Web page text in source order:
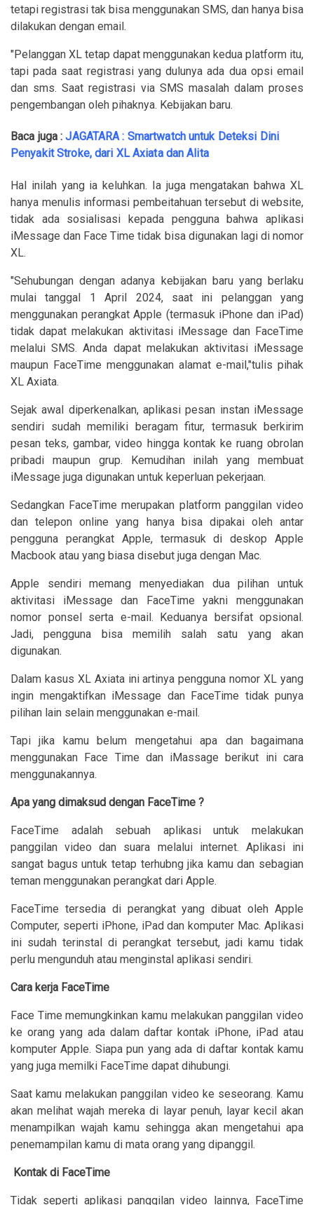
tetapi registrasi tak bisa menggunakan SMS, dan hanya bisa
dilakukan dengan email.
"Pelanggan XL tetap dapat menggunakan kedua platform itu,
tapi pada saat registrasi yang dulunya ada dua opsi email
dan sms. Saat registrasi via SMS masalah dalam proses
pengembangan oleh pihaknya. Kebijakan baru.
Baca juga :JAGATARA : Smartwatch untuk Deteksi Dini
Penyakit Stroke, dari XL Axiata dan Alita
Hal inilah yang ia keluhkan. Ia juga mengatakan bahwa XL
hanya menulis informasi pembeitahuan tersebut di website,
tidak ada sosialisasi kepada pengguna bahwa aplikasi
iMessage dan Face Time tidak bisa digunakan lagi di nomor
XL.
"Sehubungan dengan adanya kebijakan baru yang berlaku
mulai tanggal 1 April 2024, saat ini pelanggan yang
menggunakan perangkat Apple (termasuk iPhone dan iPad)
tidak dapat melakukan aktivitasi iMessage dan FaceTime
melalui SMS. Anda dapat melakukan aktivitasi iMessage
maupun FaceTime menggunakan alamat e-mail,"tulis pihak
XL Axiata.
Sejak awal diperkenalkan, aplikasi pesan instan iMessage
sendiri sudah memiliki beragam fitur, termasuk berkirim
pesan teks, gambar, video hingga kontak ke ruang obrolan
pribadi maupun grup. Kemudihan inilah yang membuat
iMessage juga digunakan untuk keperluan pekerjaan.
Sedangkan FaceTime merupakan platform panggilan video
dan telepon online yang hanya bisa dipakai oleh antar
pengguna perangkat Apple, termasuk di deskop Apple
Macbook atau yang biasa disebut juga dengan Mac.
Apple sendiri memang menyediakan dua pilihan untuk
aktivitasi iMessage dan FaceTime yakni menggunakan
nomor ponsel serta e-mail. Keduanya bersifat opsional.
Jadi, pengguna bisa memilih salah satu yang akan
digunakan.
Dalam kasus XL Axiata ini artinya pengguna nomor XL yang
ingin mengaktifkan iMessage dan FaceTime tidak punya
pilihan lain selain menggunakan e-mail.
Tapi jika kamu belum mengetahui apa dan bagaimana
menggunakan Face Time dan iMassage berikut ini cara
menggunakannya.
Apa yang dimaksud dengan FaceTime ?
FaceTime adalah sebuah aplikasi untuk melakukan
panggilan video dan suara melalui internet. Aplikasi ini
sangat bagus untuk tetap terhubng jika kamu dan sebagian
teman menggunakan perangkat dari Apple.
FaceTime tersedia di perangkat yang dibuat oleh Apple
Computer, seperti iPhone, iPad dan komputer Mac. Aplikasi
ini sudah terinstal di perangkat tersebut, jadi kamu tidak
perlu mengunduh atau menginstal aplikasi sendiri.
Cara kerja FaceTime
Face Time memungkinkan kamu melakukan panggilan video
ke orang yang ada dalam daftar kontak iPhone, iPad atau
komputer Apple. Siapa pun yang ada di daftar kontak kamu
yang juga memilki FaceTime dapat dihubungi.
Saat kamu melakukan panggilan video ke seseorang. Kamu
akan melihat wajah mereka di layar penuh, layar kecil akan
menampilkan wajah kamu sehingga akan mengetahui apa
penemampilan kamu di mata orang yang dipanggil.
Kontak di FaceTime
Tidak seperti aplikasi panggilan video lainnya, FaceTime